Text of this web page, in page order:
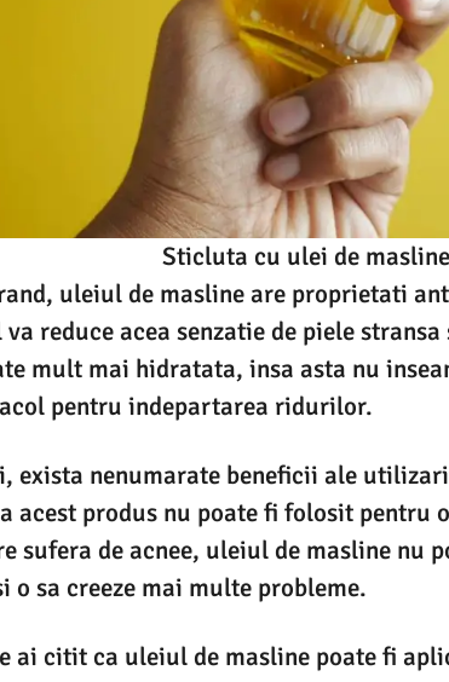
Sticluta cu ulei de masline
uleiul de masline are proprietati
reduce acea senzatie de piele
mult mai hidratata, insa asta nu
pentru indepartarea ridurilor.
exista nenumarate beneficii ale
acest produs nu poate fi folosit pentru
sufera de acnee, uleiul de masline nu
o sa creeze mai multe probleme.
ai citit ca uleiul de masline poate fi